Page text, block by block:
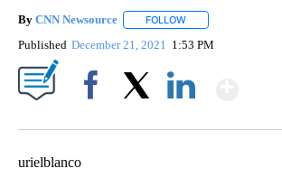
By CNN Newsource FOLLOW
Published December 21, 2021 1:53 PM
urielblanco